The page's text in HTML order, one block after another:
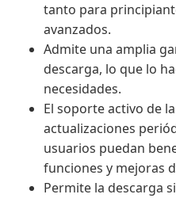
tanto para
avanzados.
Admite una amplia
descarga, lo que lo
necesidades.
El soporte activo de
actualizaciones
usuarios puedan
funciones y mejoras
Permite la descarga